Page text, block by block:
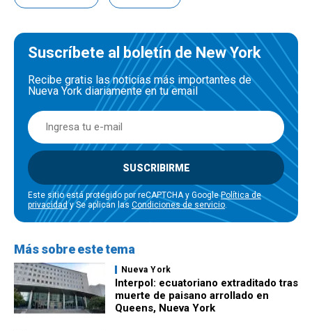
Suscríbete al boletín de New York
Recibe gratis las noticias más importantes de
Nueva York diariamente en tu email
SUSCRIBIRME
Este sitio está protegido por reCAPTCHA y GooglePolítica de
privacidady Se aplican las Condiciones de servicio
Más sobre este tema
Nueva York
Interpol: ecuatoriano extraditado tras
muerte de paisano arrollado en
Queens, Nueva York